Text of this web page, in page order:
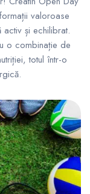
valoroase
și echilibrat.
o combinație de
totul într-o